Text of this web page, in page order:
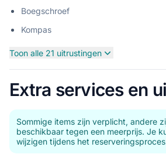
Boegschroef
Kompas
Toon alle 21 uitrustingen
Extra services en
Sommige items zijn verplicht, andere
beschikbaar tegen een meerprijs. Je
wijzigen tijdens het